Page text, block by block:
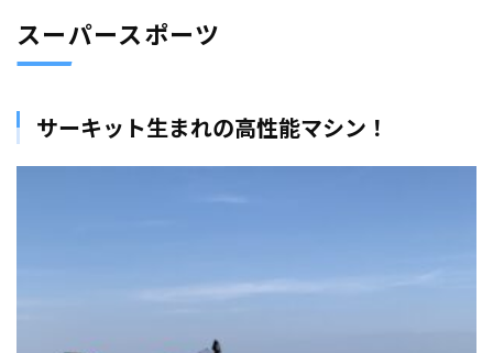
スーパースポーツ
サーキット生まれの高性能マシン！